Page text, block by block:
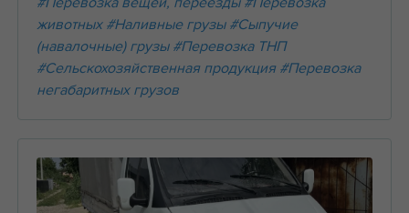
животных #Наливные грузы #Сыпучие
(навалочные) грузы #Перевозка ТНП
#Сельскохозяйственная продукция #Перевозка
негабаритных грузов